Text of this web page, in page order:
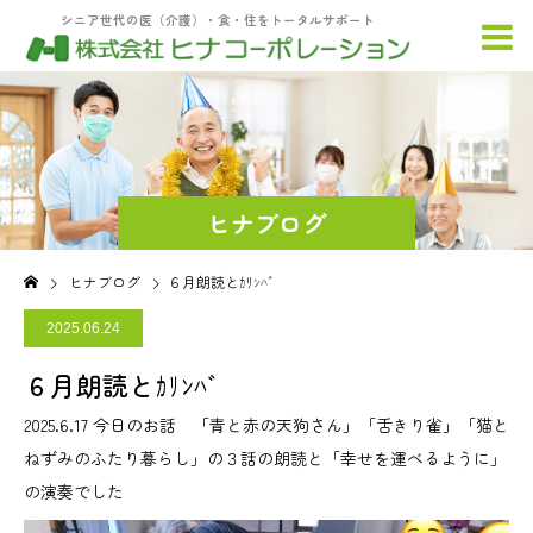
シニア世代の医（介護）・食・住をトータルサポート
ヒナブログ
ヒナブログ ６月朗読とｶﾘﾝﾊﾞ
2025.06.24
６月朗読とｶﾘﾝﾊﾞ
2025.6.17 今日のお話 「青と赤の天狗さん」「舌きり雀」「猫と
ねずみのふたり暮らし」の３話の朗読と「幸せを運べるように」
の演奏でした